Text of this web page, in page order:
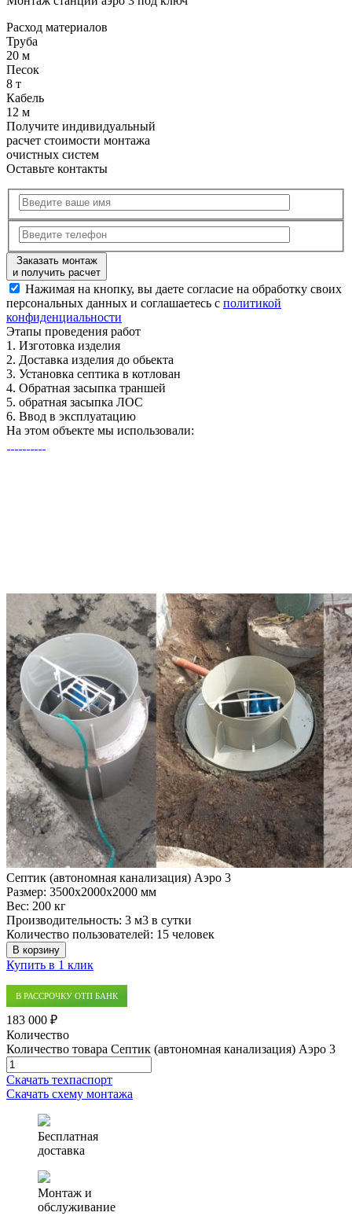
Расход материалов
Труба
20 м
Песок
8 т
Кабель
12 м
Получите индивидуальный
расчет стоимости монтажа
очистных систем
Оставьте контакты
Заказать монтаж
и получить расчет
Нажимая на кнопку, вы даете согласие на обработку своих
персональных данных и соглашаетесь с политикой
конфиденциальности
Этапы проведения работ
1. Изготовка изделия
2. Доставка изделия до обьекта
3. Установка септика в котлован
4. Обратная засыпка траншей
5. обратная засыпка ЛОС
6. Ввод в эксплуатацию
На этом объекте мы использовали:
Септик (автономная канализация) Аэро 3
Размер: 3500x2000x2000 мм
Вес: 200 кг
Производительность: 3 м3 в сутки
Количество пользователей: 15 человек
В корзину
Купить в 1 клик
В РАССРОЧКУ ОТП БАНК
183 000 ₽
Количество
Количество товара Септик (автономная канализация) Аэро 3
Скачать техпаспорт
Скачать схему монтажа
Бесплатная
доставка
Монтаж и
обслуживание